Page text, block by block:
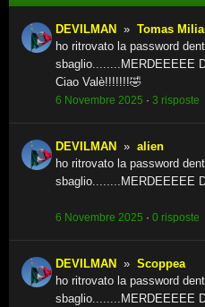
DEVILMAN » Tomas
ho ritrovato la password
sbaglio........MERDEEEEE
Ciao Valè!!!!!!!🤣
6 Novembre 2025 · 3 risposte
DEVILMAN » alien
ho ritrovato la password
sbaglio........MERDEEEEE
6 Novembre 2025 · 0 risposte
DEVILMAN » Scoppea
ho ritrovato la password
sbaglio........MERDEEEEE